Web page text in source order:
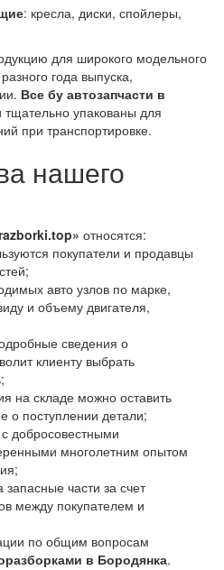
: кресла, диски, спойлеры,
для широкого модельного
года выпуска,
Все бу автозапчасти в
упакованы для
при транспортировке.
нашего
относятся:
покупатели и продавцы
авто узлов по марке,
и объему двигателя,
сведения о
клиенту выбрать
на складе можно оставить
о поступлении детали;
добросовестными
многолетним опытом
части за счет
между покупателем и
по общим вопросам
в Бородянка.